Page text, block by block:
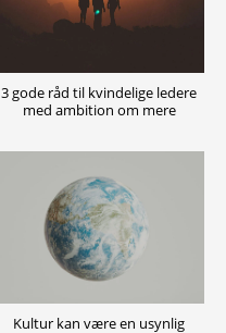
3 gode råd til kvindelige ledere
med ambition om mere
Kultur kan være en usynlig